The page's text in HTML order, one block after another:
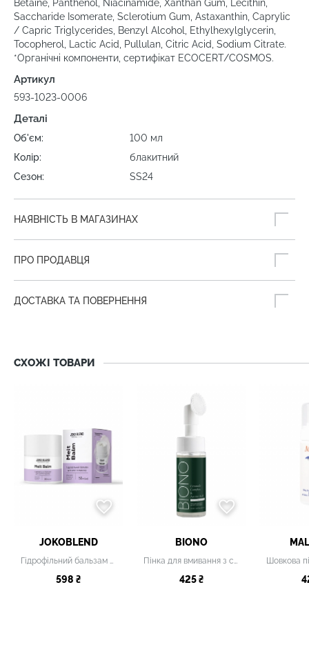
Betaine, Panthenol, Niacinamide, Xanthan Gum, Lecithin,
Saccharide Isomerate, Sclerotium Gum, Astaxanthin, Caprylic
/ Capric Triglycerides, Benzyl Alcohol, Ethylhexylglycerin,
Tocopherol, Lactic Acid, Pullulan, Citric Acid, Sodium Citrate.
*Органічні компоненти, сертифікат ECOCERT/COSMOS.
Артикул
593-1023-0006
Деталі
Об'єм:
100 мл
Колір:
блакитний
Сезон:
SS24
НАЯВНІСТЬ В МАГАЗИНАХ
ПРО ПРОДАВЦЯ
ДОСТАВКА ТА ПОВЕРНЕННЯ
СХОЖІ ТОВАРИ
JOKOBLEND
Гідрофільний бальзам для зняття макіяжу
598 ₴
BIONO
Пінка для вмивання з силіконовою щіточкою
425 ₴